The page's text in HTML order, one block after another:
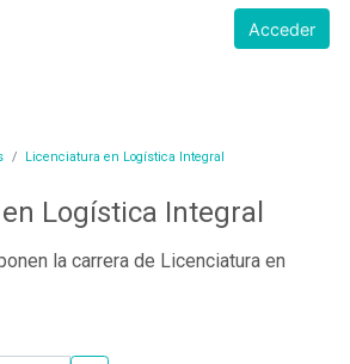
Univ. Quequén
Acceder
Licenciatura en Logística Integral
Logística Integral
la carrera de Licenciatura en